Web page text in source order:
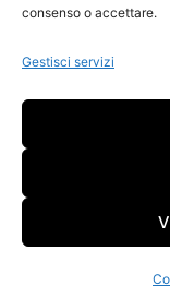
consenso o accettare.
Gestisci servizi
Siamo sempre
Non esiti a
sopraelencati
Attenzione: